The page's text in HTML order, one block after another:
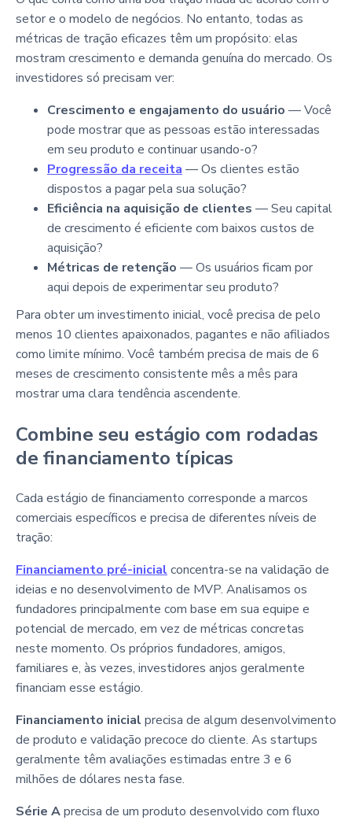
setor e o modelo de negócios. No entanto, todas as
métricas de tração eficazes têm um propósito: elas
mostram crescimento e demanda genuína do mercado. Os
investidores só precisam ver:
Crescimento e engajamento do usuário — Você
pode mostrar que as pessoas estão interessadas
em seu produto e continuar usando-o?
Progressão da receita — Os clientes estão
dispostos a pagar pela sua solução?
Eficiência na aquisição de clientes — Seu capital
de crescimento é eficiente com baixos custos de
aquisição?
Métricas de retenção — Os usuários ficam por
aqui depois de experimentar seu produto?
Para obter um investimento inicial, você precisa de pelo
menos 10 clientes apaixonados, pagantes e não afiliados
como limite mínimo. Você também precisa de mais de 6
meses de crescimento consistente mês a mês para
mostrar uma clara tendência ascendente.
Combine seu estágio com rodadas
de financiamento típicas
Cada estágio de financiamento corresponde a marcos
comerciais específicos e precisa de diferentes níveis de
tração:
Financiamento pré-inicial concentra-se na validação de
ideias e no desenvolvimento de MVP. Analisamos os
fundadores principalmente com base em sua equipe e
potencial de mercado, em vez de métricas concretas
neste momento. Os próprios fundadores, amigos,
familiares e, às vezes, investidores anjos geralmente
financiam esse estágio.
Financiamento inicial precisa de algum desenvolvimento
de produto e validação precoce do cliente. As startups
geralmente têm avaliações estimadas entre 3 e 6
milhões de dólares nesta fase.
Série Aprecisa de um produto desenvolvido com fluxo